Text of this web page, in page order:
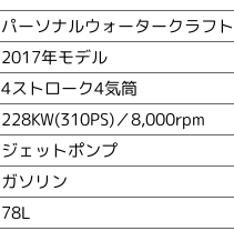
パーソナルウォータークラフト
2017年モデル
4ストローク4気筒
228KW(310PS)／8,000rpm
ジェットポンプ
ガソリン
78L